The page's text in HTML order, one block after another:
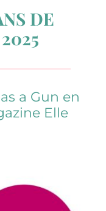
DE
a Gun en
Elle